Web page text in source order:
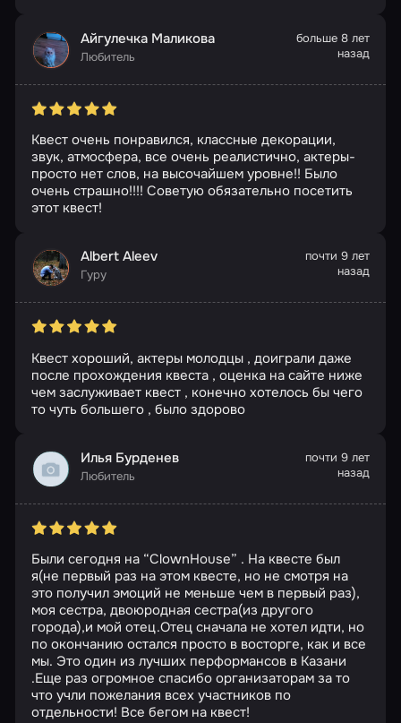
Айгулечка Маликова
Любитель
больше 8 лет
назад
Квест очень понравился, классные декорации,
звук, атмосфера, все очень реалистично, актеры-
просто нет слов, на высочайшем уровне!! Было
очень страшно!!!! Советую обязательно посетить
этот квест!
Albert Aleev
Гуру
почти 9 лет
назад
Квест хороший, актеры молодцы , доиграли даже
после прохождения квеста , оценка на сайте ниже
чем заслуживает квест , конечно хотелось бы чего
то чуть большего , было здорово
Илья Бурденев
Любитель
почти 9 лет
назад
Были сегодня на “ClownHouse” . На квесте был
я(не первый раз на этом квесте, но не смотря на
это получил эмоций не меньше чем в первый раз),
моя сестра, двоюродная сестра(из другого
города),и мой отец.Отец сначала не хотел идти, но
по окончанию остался просто в восторге, как и все
мы. Это один из лучших перформансов в Казани
.Еще раз огромное спасибо организаторам за то
что учли пожелания всех участников по
отдельности! Все бегом на квест!